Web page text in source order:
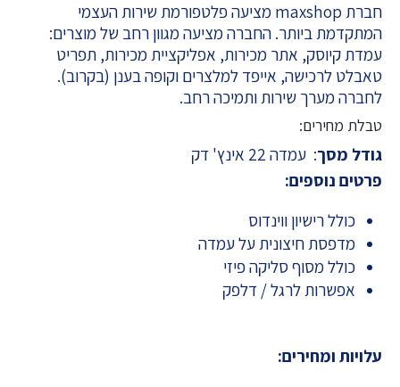
חברת maxshop מציעה פלטפורמת שירות העצמי
המתקדמת ביותר. החברה מציעה מגוון רחב של מוצרים:
עמדת קיוסק, אתר מכירות, אפליקציית מכירות, תפריט
טאבלט לרכישה, אייפד למלצרים וקופה בענן (בקרוב).
לחברה מערך שירות ותמיכה רחב.
טבלת מחירים:
גודל מסך: עמדה 22 אינץ' דק
פרטים נוספים:
כולל רישיון ווינדוס
מדפסת חיצונית על עמדה
כולל מסוף סליקה פיזי
אפשרות לרגל / דלפק
עלויות ומחירים: